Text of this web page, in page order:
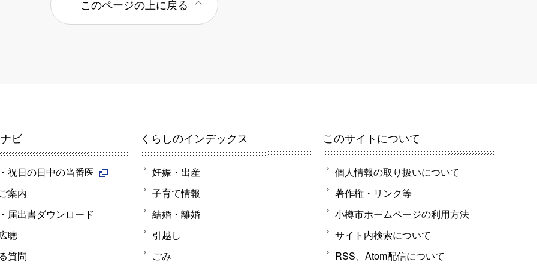
このページの上に戻る
ビ
祝日の日中の当番医
案内
届出書ダウンロード
聴
質問
くらしのインデックス
妊娠・出産
子育て情報
結婚・離婚
引越し
ごみ
このサイトについて
個人情報の取り扱いについて
著作権・リンク等
小樽市ホームページの利用方法
サイト内検索について
RSS、Atom配信について